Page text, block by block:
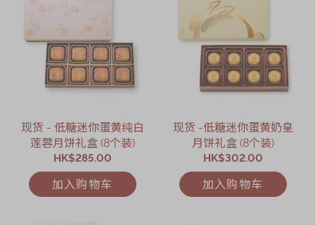
现货 - 低糖迷你蛋黄纯白
莲蓉月饼礼盒 (8个装)
HK$285.00
加入购物车
现货 -低糖迷你蛋黄奶皇
月饼礼盒 (8个装)
HK$302.00
加入购物车